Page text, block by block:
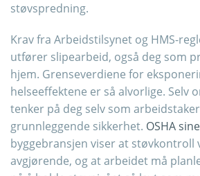
støvspredning.
Krav fra Arbeidstilsynet og HMS-
utfører slipearbeid, også deg som
hjem. Grenseverdiene for
helseeffektene er så alvorlige. Selv
tenker på deg selv som
grunnleggende sikkerhet. OSHA
byggebransjen viser at støvkontroll
avgjørende, og at arbeidet må